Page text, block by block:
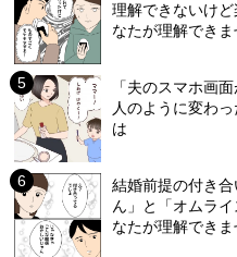
理解できないけ
なたが理解できま
「夫のスマホ画
人のように変わ
は
結婚前提の付き
ん」と「オムラ
なたが理解できま